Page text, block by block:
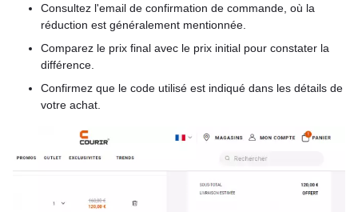
Consultez l'email de confirmation de commande, où la
réduction est généralement mentionnée.
Comparez le prix final avec le prix initial pour constater la
différence.
Confirmez que le code utilisé est indiqué dans les détails de
votre achat.